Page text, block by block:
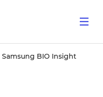
Samsung BIO Insight